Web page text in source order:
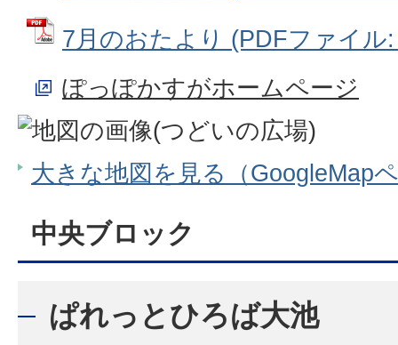
7月のおたより (PDFファイル
ぽっぽかすがホームページ
大きな地図を見る（GoogleMap
中央ブロック
ぱれっとひろば大池